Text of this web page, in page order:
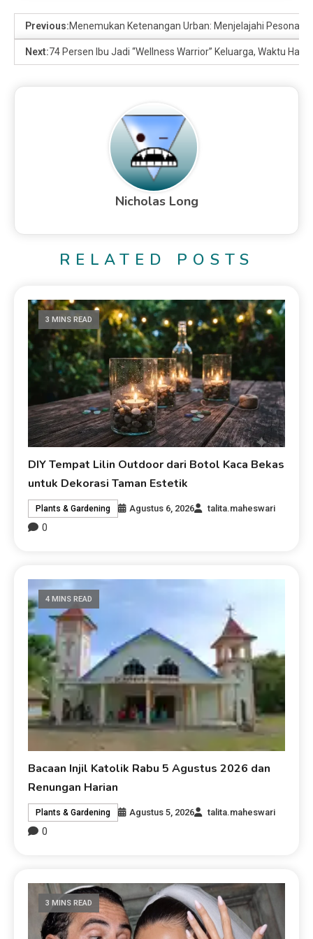
Previous:Menemukan Ketenangan Urban: Menjelajahi Pesona
Next:74 Persen Ibu Jadi “Wellness Warrior” Keluarga, Waktu
Nicholas Long
RELATED POSTS
3 MINS READ
DIY Tempat Lilin Outdoor dari Botol Kaca Bekas
untuk Dekorasi Taman Estetik
Plants & Gardening Agustus 6, 2026 talita.maheswari
0
4 MINS READ
Bacaan Injil Katolik Rabu 5 Agustus 2026 dan
Renungan Harian
Plants & Gardening Agustus 5, 2026 talita.maheswari
0
3 MINS READ